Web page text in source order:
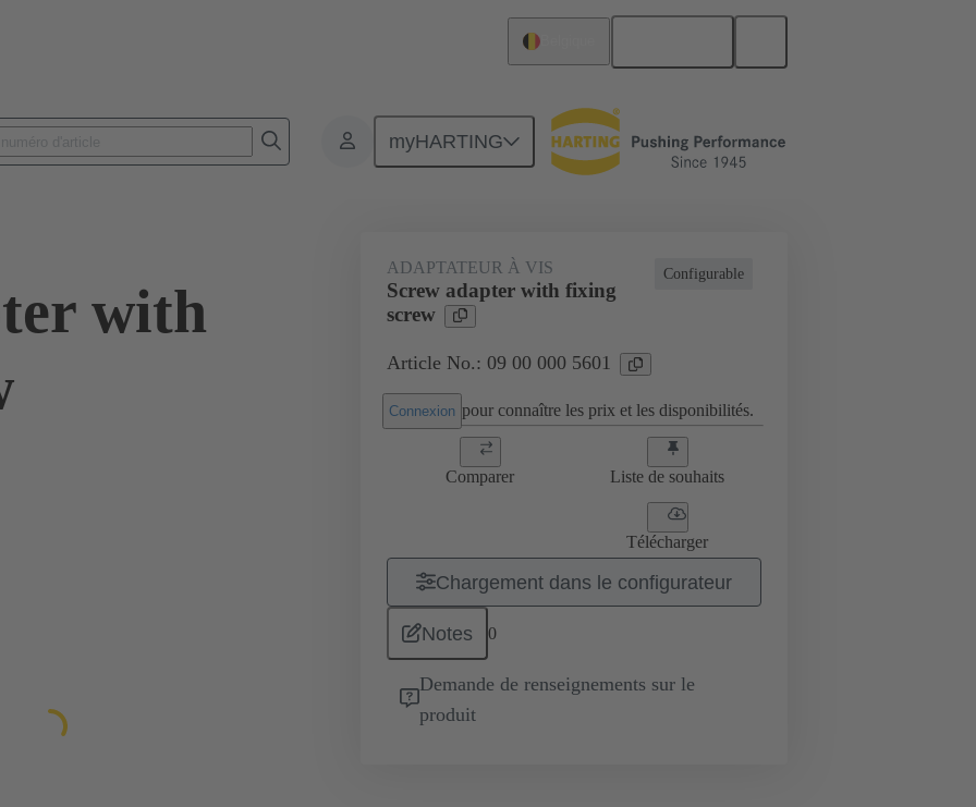
myHARTING
Accessoires Cadres de blindage, cadres de fixation 09 00 000 5601
with
Configurable
ADAPTATEUR À VIS
Screw adapter with fixing
screw
Article No.: 09 00 000 5601
Connexion pour connaître les prix et les disponibilités.
Comparer Liste de souhaits
Télécharger
Chargement dans le configurateur
Notes 0
Demande de renseignements sur le
produit